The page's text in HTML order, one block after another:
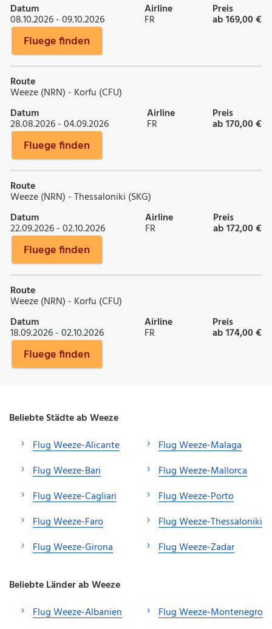
Datum
08.10.2026 - 09.10.2026
Airline
FR
Preis
ab 169,00 €
Fluege finden
Route
Weeze (NRN) - Korfu (CFU)
Datum
28.08.2026 - 04.09.2026
Airline
FR
Preis
ab 170,00 €
Fluege finden
Route
Weeze (NRN) - Thessaloniki (SKG)
Datum
22.09.2026 - 02.10.2026
Airline
FR
Preis
ab 172,00 €
Fluege finden
Route
Weeze (NRN) - Korfu (CFU)
Datum
18.09.2026 - 02.10.2026
Airline
FR
Preis
ab 174,00 €
Fluege finden
Beliebte Städte ab Weeze
Flug Weeze-Alicante
Flug Weeze-Bari
Flug Weeze-Cagliari
Flug Weeze-Faro
Flug Weeze-Girona
Flug Weeze-Malaga
Flug Weeze-Mallorca
Flug Weeze-Porto
Flug Weeze-Thessaloniki
Flug Weeze-Zadar
Beliebte Länder ab Weeze
Flug Weeze-Albanien
Flug Weeze-Montenegro